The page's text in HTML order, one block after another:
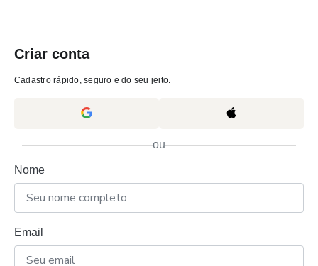
Criar conta
Cadastro rápido, seguro e do seu jeito.
ou
Nome
Email